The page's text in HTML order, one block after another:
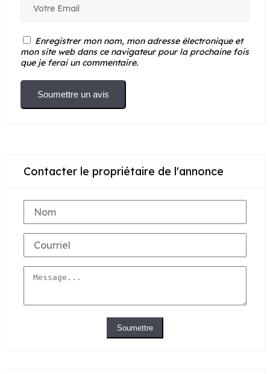
Enregistrer mon nom, mon adresse électronique et
mon site web dans ce navigateur pour la prochaine fois
que je ferai un commentaire.
Soumettre un avis
Contacter le propriétaire de l'annonce
Soumettre